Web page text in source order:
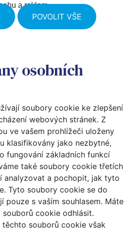
a reklam.
POVOLIT VŠE
osobních
soubory cookie ke zlepšení
webových stránek. Z
ve vašem prohlížeči uloženy
klasifikovány jako nezbytné,
fungování základních funkcí
také soubory cookie třetích
analyzovat a pochopit, jak tyto
Tyto soubory cookie se do
pouze s vaším souhlasem. Máte
cookie odhlásit.
souborů cookie však